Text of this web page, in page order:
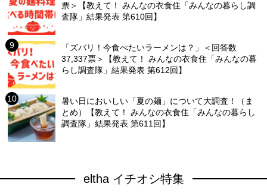
票＞【教えて！ みんなの衣食住「みんなの暮らし調
査隊」結果発表 第610回】
「ズバリ！今食べたいラーメンは？」＜回答数
37,337票＞【教えて！ みんなの衣食住「みんなの暮
らし調査隊」結果発表 第612回】
暑い日においしい「夏の麺」について大調査！（ま
とめ）【教えて！ みんなの衣食住「みんなの暮らし
調査隊」結果発表 第611回】
eltha イチオシ特集